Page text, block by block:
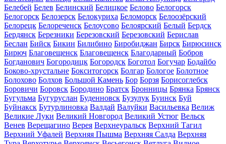
Белебей Белев Белинский Белицкое Белово Белогорск
Белогорск Белозерск Белокуриха Беломорск Белоозёрский
Белорецк Белореченск Белоусово Белоярский Белый Бердск
Бердянск Березники Березовский Березовский Берислав
Беслан Бийск Бикин Билибино Биробиджан Бирск Бирюсинск
Бирюч Благовещенск Благовещенск Благодарный Бобров
Богданович Богородицк Богородск Боготол Богучар Бодайбо
Боково-хрустальне Бокситогорск Болгар Бологое Болотное
Болохово Болхов Большой Камень Бор Борзя Борисоглебск
Боровичи Боровск Бородино Братск Бронницы Брянка Брянск
Бугульма Бугуруслан Буденновск Бузулук Буинск Буй
Буйнакск Бутурлиновка Валдай Валуйки Васильевка Велиж
Великие Луки Великий Новгород Великий Устюг Вельск
Венев Верещагино Верея Верхнеуральск Верхний Тагил
Верхний Уфалей Верхняя Пышма Верхняя Салда Верхняя